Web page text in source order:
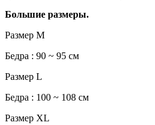
Большие размеры.
Размер M
Бедра : 90 ~ 95 см
Размер L
Бедра : 100 ~ 108 см
Размер XL